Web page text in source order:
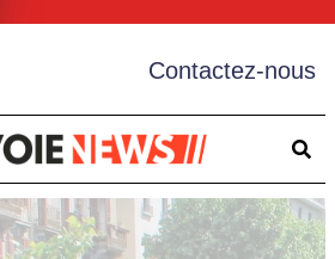
Contactez-nous